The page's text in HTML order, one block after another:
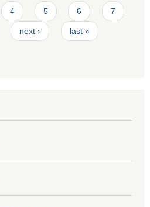
4 5 6 7
next › last »